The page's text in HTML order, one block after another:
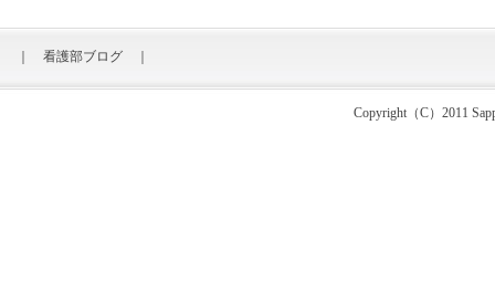
看護部ブログ
Copyright（C）2011